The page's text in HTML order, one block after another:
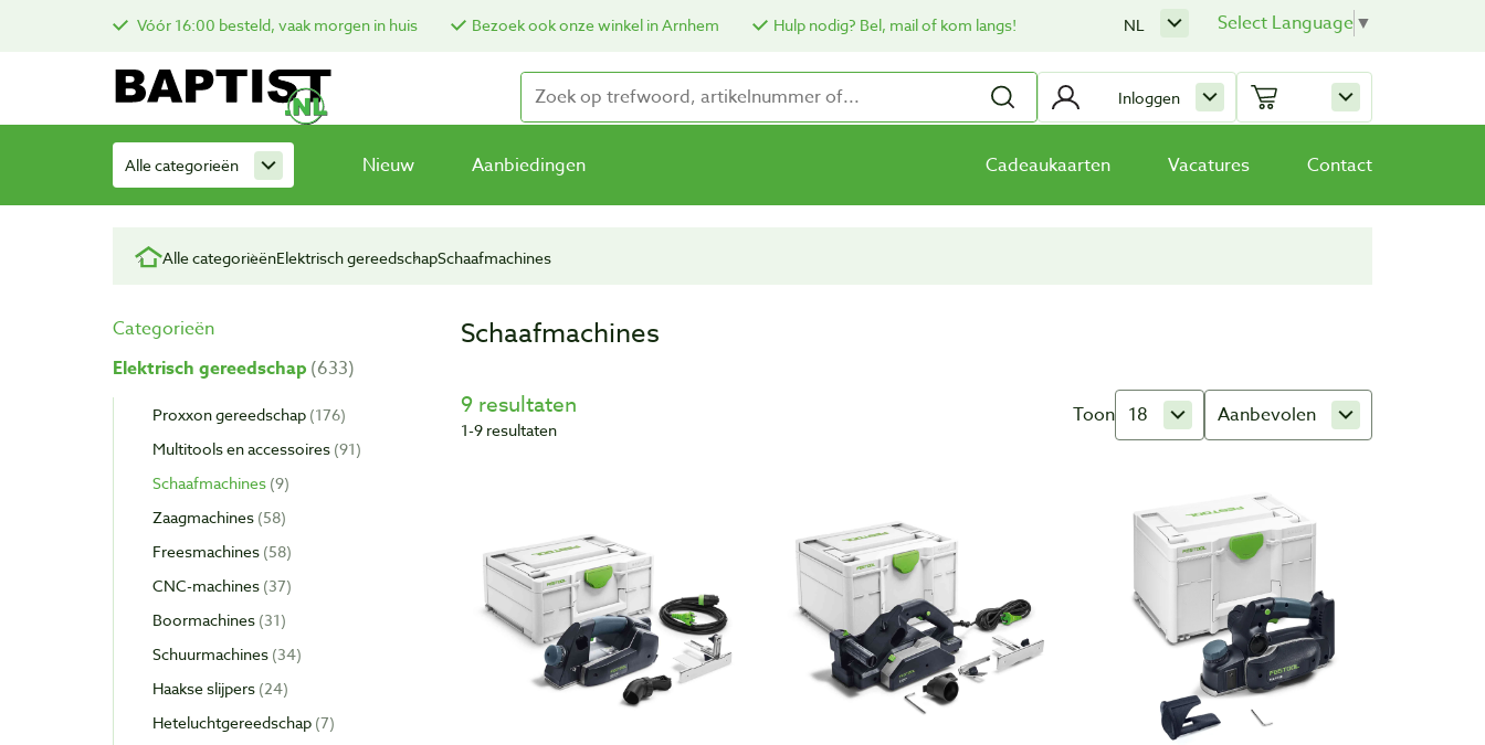
Vóór 16:00 besteld, vaak morgen in huis Bezoek ook onze winkel in Arnhem Hulp nodig? Bel, mail of kom langs! Select Language▼
NL
Inloggen
Alle categorieën Nieuw Aanbiedingen Cadeaukaarten Vacatures Contact
Alle categorieënElektrisch gereedschapSchaafmachines
Categorieën
Elektrisch gereedschap 633
Proxxon gereedschap 176
Multitools en accessoires 91
Schaafmachines 9
Zaagmachines 58
Freesmachines 58
CNC-machines 37
Boormachines 31
Schuurmachines 34
Haakse slijpers 24
Heteluchtgereedschap 7
Schaafmachines
9 resultaten
1-9 resultaten
Toon 18 Aanbevolen